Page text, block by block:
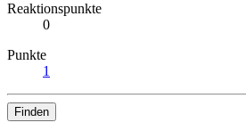
Reaktionspunkte
0
Punkte
1
Finden